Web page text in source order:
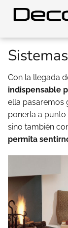
Con la llegada
indispensable
ella pasaremos
ponerla a
sino también
permita